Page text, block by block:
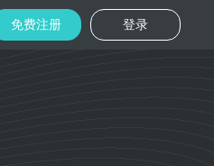
登录
免费注册